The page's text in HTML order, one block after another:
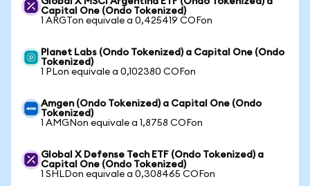
Capital One (Ondo Tokenized)
1 ARGTon equivale a 0,425419 COFon
Planet Labs (Ondo Tokenized) a Capital One (Ondo
Tokenized)
1 PLon equivale a 0,102380 COFon
Amgen (Ondo Tokenized) a Capital One (Ondo
Tokenized)
1 AMGNon equivale a 1,8758 COFon
Global X Defense Tech ETF (Ondo Tokenized) a
Capital One (Ondo Tokenized)
1 SHLDon equivale a 0,308465 COFon